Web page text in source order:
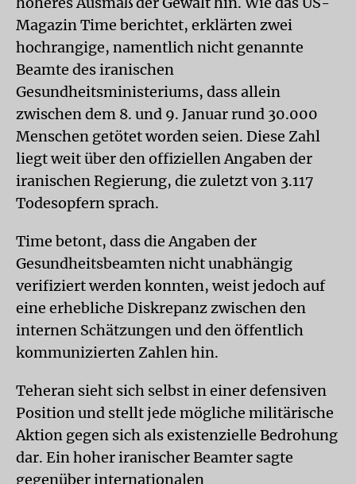
Magazin Time berichtet, erklärten zwei
hochrangige, namentlich nicht genannte
Beamte des iranischen
Gesundheitsministeriums, dass allein
zwischen dem 8. und 9. Januar rund 30.000
Menschen getötet worden seien. Diese Zahl
liegt weit über den offiziellen Angaben der
iranischen Regierung, die zuletzt von 3.117
Todesopfern sprach.
Time betont, dass die Angaben der
Gesundheitsbeamten nicht unabhängig
verifiziert werden konnten, weist jedoch auf
eine erhebliche Diskrepanz zwischen den
internen Schätzungen und den öffentlich
kommunizierten Zahlen hin.
Teheran sieht sich selbst in einer defensiven
Position und stellt jede mögliche militärische
Aktion gegen sich als existenzielle Bedrohung
dar. Ein hoher iranischer Beamter sagte
gegenüber internationalen